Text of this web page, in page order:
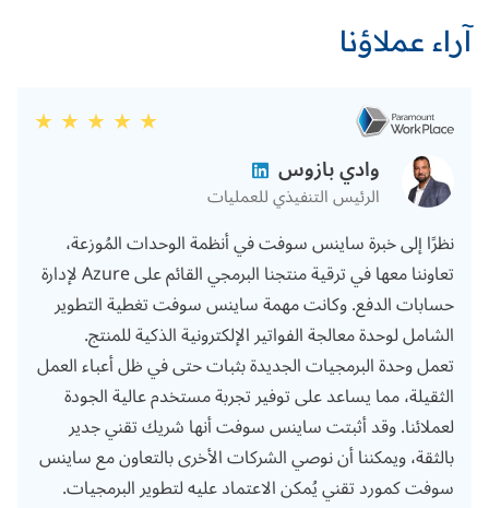
آراء عملاؤنا
وادي بازوس
الرئيس التنفيذي للعمليات
نظرًا إلى خبرة ساينس سوفت في أنظمة الوحدات المُوزعة،
تعاوننا معها في ترقية منتجنا البرمجي القائم على Azure لإدارة
حسابات الدفع. وكانت مهمة ساينس سوفت تغطية التطوير
الشامل لوحدة معالجة الفواتير الإلكترونية الذكية للمنتج.
تعمل وحدة البرمجيات الجديدة بثبات حتى في ظل أعباء العمل
الثقيلة، مما يساعد على توفير تجربة مستخدم عالية الجودة
لعملائنا. وقد أثبتت ساينس سوفت أنها شريك تقني جدير
بالثقة، ويمكننا أن نوصي الشركات الأخرى بالتعاون مع ساينس
سوفت كمورد تقني يُمكن الاعتماد عليه لتطوير البرمجيات.